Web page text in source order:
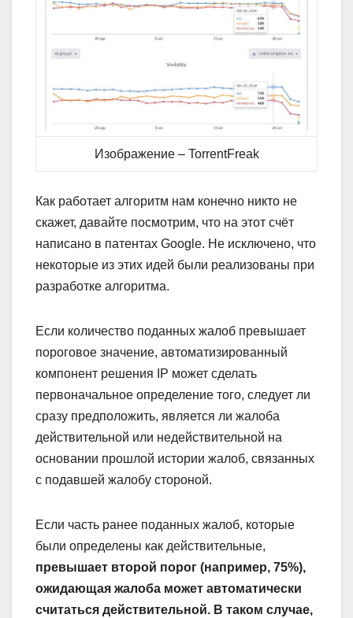
Изображение – TorrentFreak
Как работает алгоритм нам конечно никто не
скажет, давайте посмотрим, что на этот счёт
написано в патентах Google. Не исключено, что
некоторые из этих идей были реализованы при
разработке алгоритма.
Если количество поданных жалоб превышает
пороговое значение, автоматизированный
компонент решения IP может сделать
первоначальное определение того, следует ли
сразу предположить, является ли жалоба
действительной или недействительной на
основании прошлой истории жалоб, связанных
с подавшей жалобу стороной.
Если часть ранее поданных жалоб, которые
были определены как действительные,
превышает второй порог (например, 75%),
ожидающая жалоба может автоматически
считаться действительной. В таком случае,